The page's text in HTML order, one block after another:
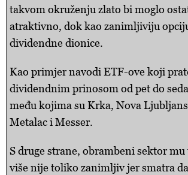
takvom okruženju zlato bi moglo
atraktivno, dok kao zanimljiviju
dividendne dionice.
Kao primjer navodi ETF-ove koji
dividendnim prinosom od pet do
među kojima su Krka, Nova
Metalac i Messer.
S druge strane, obrambeni sektor
više nije toliko zanimljiv jer smatra